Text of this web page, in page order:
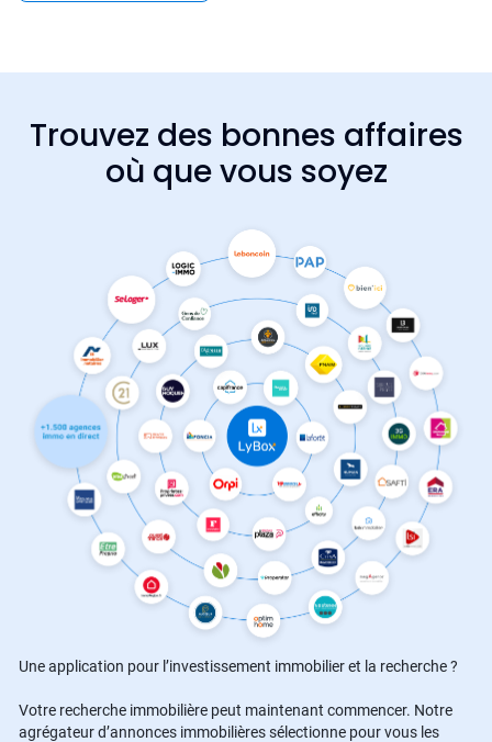
Trouvez des bonnes affaires
où que vous soyez
Une application pour l’investissement immobilier et la recherche ?
Votre recherche immobilière peut maintenant commencer. Notre
agrégateur d’annonces immobilières sélectionne pour vous les